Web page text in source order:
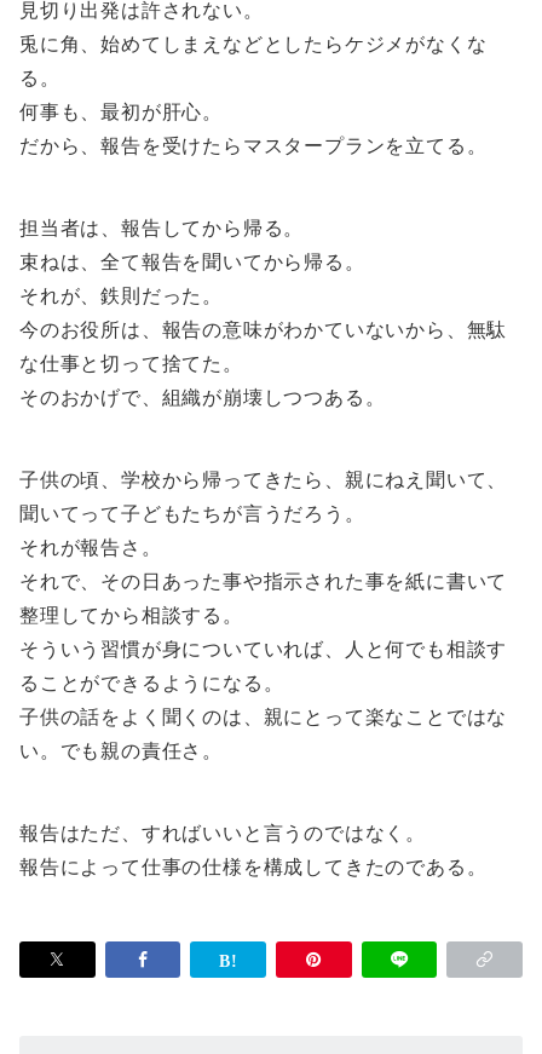
見切り出発は許されない。
兎に角、始めてしまえなどとしたらケジメがなくな
る。
何事も、最初が肝心。
だから、報告を受けたらマスタープランを立てる。
担当者は、報告してから帰る。
束ねは、全て報告を聞いてから帰る。
それが、鉄則だった。
今のお役所は、報告の意味がわかていないから、無駄
な仕事と切って捨てた。
そのおかげで、組織が崩壊しつつある。
子供の頃、学校から帰ってきたら、親にねえ聞いて、
聞いてって子どもたちが言うだろう。
それが報告さ。
それで、その日あった事や指示された事を紙に書いて
整理してから相談する。
そういう習慣が身についていれば、人と何でも相談す
ることができるようになる。
子供の話をよく聞くのは、親にとって楽なことではな
い。でも親の責任さ。
報告はただ、すればいいと言うのではなく。
報告によって仕事の仕様を構成してきたのである。